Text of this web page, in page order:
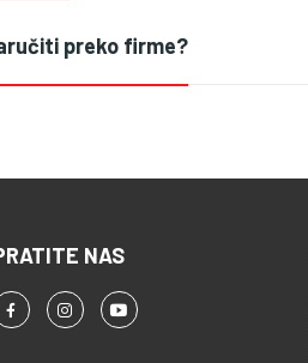
preko firme?
NAS